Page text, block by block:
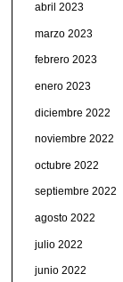
abril 2023
marzo 2023
febrero 2023
enero 2023
diciembre 2022
noviembre 2022
octubre 2022
septiembre 2022
agosto 2022
julio 2022
junio 2022